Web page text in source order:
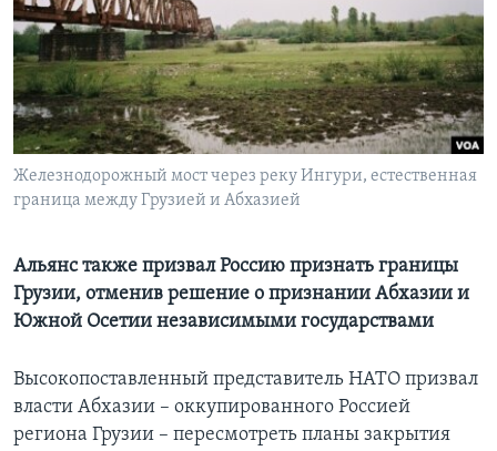
Learning English
СОЦИАЛЬНЫЕ СЕТИ
Языки
Железнодорожный мост через реку Ингури, естественная
граница между Грузией и Абхазией
Альянс также призвал Россию признать границы
Грузии, отменив решение о признании Абхазии и
Южной Осетии независимыми государствами
Высокопоставленный представитель НАТО призвал
власти Абхазии – оккупированного Россией
региона Грузии – пересмотреть планы закрытия